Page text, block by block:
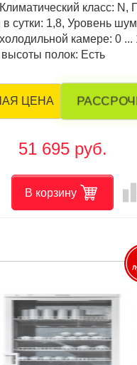
класс: N,
в сутки: 1,8, Уровень
камере: 0 ...
полок: Есть
ЦЕНА
51 695 руб.
В корзину